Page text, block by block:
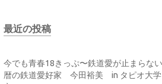
最近の投稿
今でも青春18きっぷ〜鉄道愛が止まらな
暦の鉄道愛好家 今田裕美 in タピオ大学